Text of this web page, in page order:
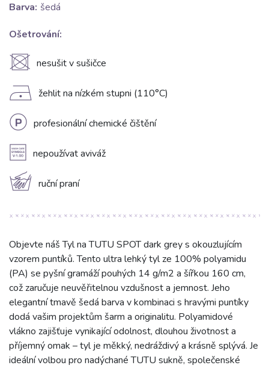
Barva: šedá
Ošetrování:
U nesušit v sušičce
D žehlit na nízkém stupni (110°C)
L profesionální chemické čištění
A nepoužívat aviváž
c ruční praní
Objevte náš Tyl na TUTU SPOT dark grey s okouzlujícím
vzorem puntíků. Tento ultra lehký tyl ze 100% polyamidu
(PA) se pyšní gramáží pouhých 14 g/m2 a šířkou 160 cm,
což zaručuje neuvěřitelnou vzdušnost a jemnost. Jeho
elegantní tmavě šedá barva v kombinaci s hravými puntíky
dodá vašim projektům šarm a originalitu. Polyamidové
vlákno zajišťuje vynikající odolnost, dlouhou životnost a
příjemný omak – tyl je měkký, nedráždivý a krásně splývá. Je
ideální volbou pro nadýchané TUTU sukně, společenské